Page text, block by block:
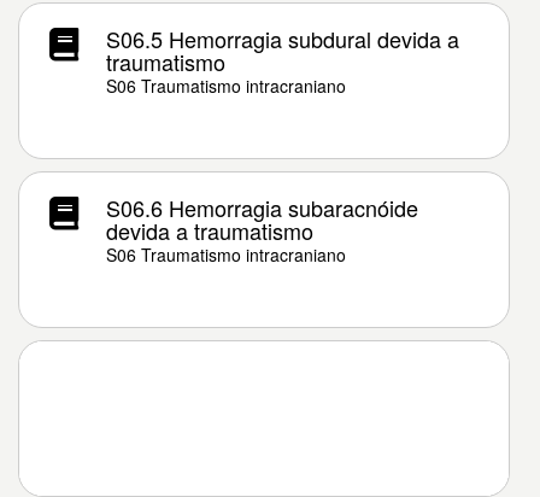
S06.5 Hemorragia subdural devida a
traumatismo
S06 Traumatismo intracraniano
S06.6 Hemorragia subaracnóide
devida a traumatismo
S06 Traumatismo intracraniano